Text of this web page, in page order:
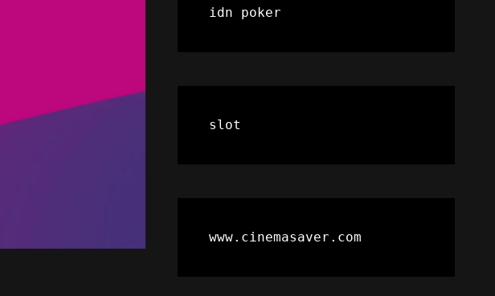
idn poker
slot
www.cinemasaver.com